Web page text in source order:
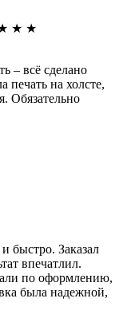
★ ★
– всё сделано
печать на холсте,
Обязательно
быстро. Заказал
впечатлил.
по оформлению,
была надежной,